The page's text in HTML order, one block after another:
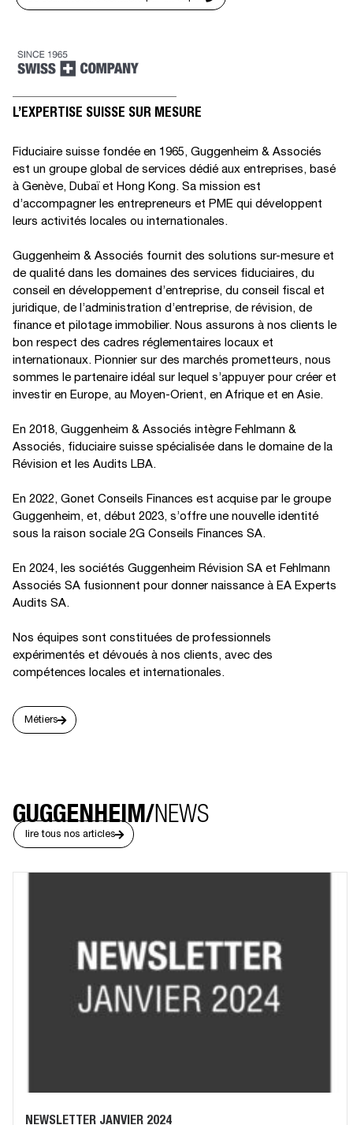
Gonet Conseils Finances
GONET CONSEILS FINANCES
SA REJOINT LE GROUPE
GUGGENHEIM
Soirée de fin d’année
Swissnex
Entreprendre et Réussir
A WordPress Commenter
Guggenheim & Associés
intègre Fehlmann & Associés
L’EXPERTISE SUISSE SUR MESURE
Fiduciaire suisse fondée en 1965, Guggenheim & Associés
est un groupe global de services dédié aux entreprises, basé
à Genève, Dubaï et Hong Kong. Sa mission est
d’accompagner les entrepreneurs et PME qui développent
leurs activités locales ou internationales.
Guggenheim & Associés fournit des solutions sur-mesure et
de qualité dans les domaines des services fiduciaires, du
conseil en développement d’entreprise, du conseil fiscal et
juridique, de l’administration d’entreprise, de révision, de
finance et pilotage immobilier. Nous assurons à nos clients le
bon respect des cadres réglementaires locaux et
internationaux. Pionnier sur des marchés prometteurs, nous
sommes le partenaire idéal sur lequel s’appuyer pour créer et
investir en Europe, au Moyen-Orient, en Afrique et en Asie.
En 2018, Guggenheim & Associés intègre Fehlmann &
Associés, fiduciaire suisse spécialisée dans le domaine de la
Révision et les Audits LBA.
En 2022, Gonet Conseils Finances est acquise par le groupe
Guggenheim, et, début 2023, s’offre une nouvelle identité
sous la raison sociale 2G Conseils Finances SA.
En 2024, les sociétés Guggenheim Révision SA et Fehlmann
Associés SA fusionnent pour donner naissance à EA Experts
Audits SA.
Nos équipes sont constituées de professionnels
expérimentés et dévoués à nos clients, avec des
compétences locales et internationales.
Métiers
GUGGENHEIM/NEWS
lire tous nos articles
NEWSLETTER JANVIER 2024